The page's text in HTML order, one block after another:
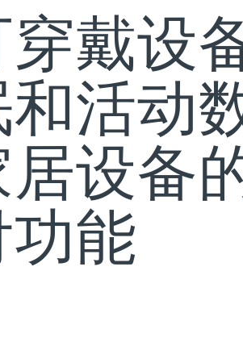
戴设
活动
设备
能